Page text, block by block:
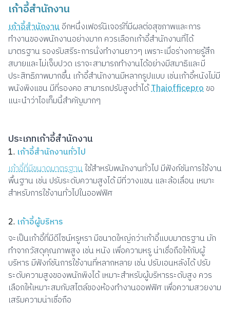
เก้าอี้สำนักงาน
เก้าอี้สำนักงานอีกหนึ่งเฟอร์นิเจอร์ที่มีผลต่อสุขภาพและการ
ทำงานของพนักงานอย่างมาก ควรเลือกเก้าอี้สำนักงานที่ได้
มาตรฐาน รองรับสรีระการนั่งทำงานยาวๆ เพราะเมื่อร่างกายรู้สึก
สบายและไม่เจ็บปวด เราจะสามารถทำงานได้อย่างมีสมาธิและมี
ประสิทธิภาพมากขึ้น เก้าอี้สำนักงานมีหลากรูปแบบ เช่นเก้าอี้หนังไม่มี
พนังพิงแขน มีที่รองคอ สามารถปรับสูงต่ำได้Thaiofficeproขอ
แนะนำว่าไอเท็มนี้สำคัญมากๆ
ประเภทเก้าอี้สำนักงาน
1. เก้าอี้สำนักงานทั่วไป
เก้าอี้ที่มีขนาดมาตรฐานใช้สำหรับพนักงานทั่วไป มีฟังก์ชันการใช้งาน
พื้นฐาน เช่น ปรับระดับความสูงได้ มีที่วางแขน และล้อเลื่อน เหมาะ
สำหรับการใช้งานทั่วไปในออฟฟิศ
2. เก้าอี้ผู้บริหาร
จะเป็นเก้าอี้ที่มีดีไซน์หรูหรา มีขนาดใหญ่กว่าเก้าอี้แบบมาตรฐาน มัก
ทำจากวัสดุคุณภาพสูง เช่น หนัง เพื่อความหรู น่าเชื่อถือให้กับผู้
บริหาร มีฟังก์ชันการใช้งานที่หลากหลาย เช่น ปรับเอนหลังได้ ปรับ
ระดับความสูงของพนักพิงได้ เหมาะสำหรับผู้บริหารระดับสูง ควร
เลือกให้เหมาะสมกับสไตล์ของห้องทำงานออฟฟิศ เพื่อความสวยงาม
เสริมความน่าเชื่อถือ